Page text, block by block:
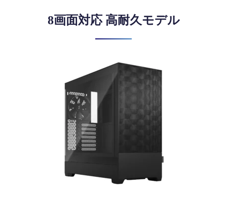
8画面対応 高耐久モデル